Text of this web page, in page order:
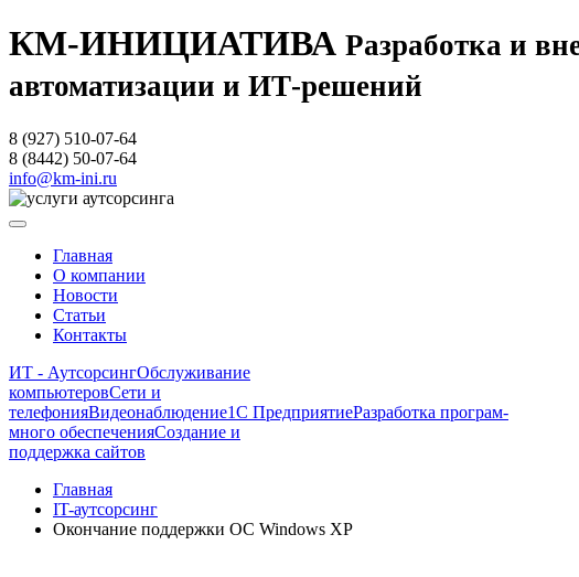
КМ-ИНИЦИАТИВА Разработка и
автоматизации и ИТ-решений
8 (927) 510-07-64
8 (8442) 50-07-64
info@km-ini.ru
Главная
О компании
Новости
Статьи
Контакты
ИТ - АутсорсингОбслуживание
компьютеровСети и
телефонияВидеонаблюдение1С ПредприятиеРазработка програм-
много обеспеченияСоздание и
поддержка сайтов
Главная
IT-аутсорсинг
Окончание поддержки ОС Windows XP